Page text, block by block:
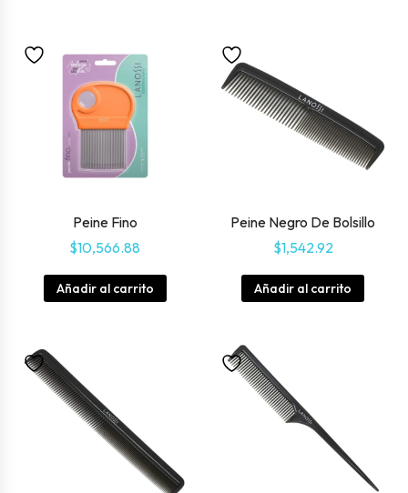
Peine Fino
$10,566.88
Añadir al carrito
Peine Negro De Bolsillo
$1,542.92
Añadir al carrito